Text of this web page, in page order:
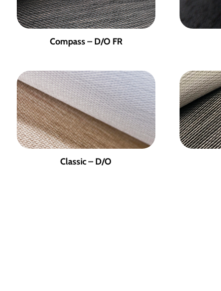
Compass – D/O FR
Classic – D/O